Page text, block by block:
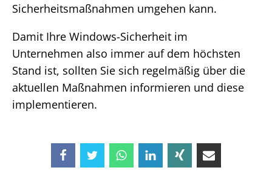
Sicherheitsmaßnahmen umgehen kann.
Damit Ihre Windows-Sicherheit im
Unternehmen also immer auf dem höchsten
Stand ist, sollten Sie sich regelmäßig über die
aktuellen Maßnahmen informieren und diese
implementieren.